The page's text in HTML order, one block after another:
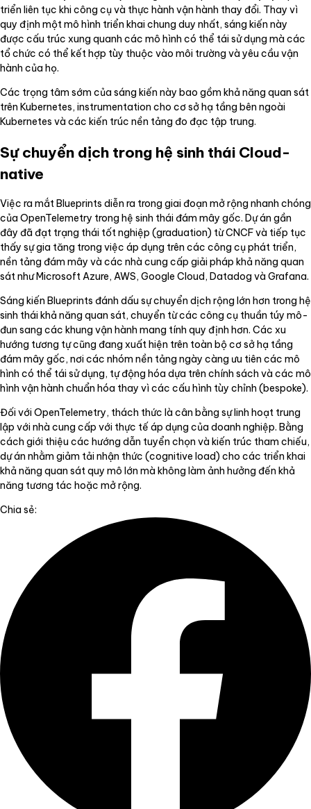
triển liên tục khi công cụ và thực hành vận hành thay đổi. Thay vì
quy định một mô hình triển khai chung duy nhất, sáng kiến này
được cấu trúc xung quanh các mô hình có thể tái sử dụng mà các
tổ chức có thể kết hợp tùy thuộc vào môi trường và yêu cầu vận
hành của họ.
Các trọng tâm sớm của sáng kiến này bao gồm khả năng quan sát
trên Kubernetes, instrumentation cho cơ sở hạ tầng bên ngoài
Kubernetes và các kiến trúc nền tảng đo đạc tập trung.
Sự chuyển dịch trong hệ sinh thái Cloud-
native
Việc ra mắt Blueprints diễn ra trong giai đoạn mở rộng nhanh chóng
của OpenTelemetry trong hệ sinh thái đám mây gốc. Dự án gần
đây đã đạt trạng thái tốt nghiệp (graduation) từ CNCF và tiếp tục
thấy sự gia tăng trong việc áp dụng trên các công cụ phát triển,
nền tảng đám mây và các nhà cung cấp giải pháp khả năng quan
sát như Microsoft Azure, AWS, Google Cloud, Datadog và Grafana.
Sáng kiến Blueprints đánh dấu sự chuyển dịch rộng lớn hơn trong hệ
sinh thái khả năng quan sát, chuyển từ các công cụ thuần túy mô-
đun sang các khung vận hành mang tính quy định hơn. Các xu
hướng tương tự cũng đang xuất hiện trên toàn bộ cơ sở hạ tầng
đám mây gốc, nơi các nhóm nền tảng ngày càng ưu tiên các mô
hình có thể tái sử dụng, tự động hóa dựa trên chính sách và các mô
hình vận hành chuẩn hóa thay vì các cấu hình tùy chỉnh (bespoke).
Đối với OpenTelemetry, thách thức là cân bằng sự linh hoạt trung
lập với nhà cung cấp với thực tế áp dụng của doanh nghiệp. Bằng
cách giới thiệu các hướng dẫn tuyển chọn và kiến trúc tham chiếu,
dự án nhằm giảm tải nhận thức (cognitive load) cho các triển khai
khả năng quan sát quy mô lớn mà không làm ảnh hưởng đến khả
năng tương tác hoặc mở rộng.
Chia sẻ: